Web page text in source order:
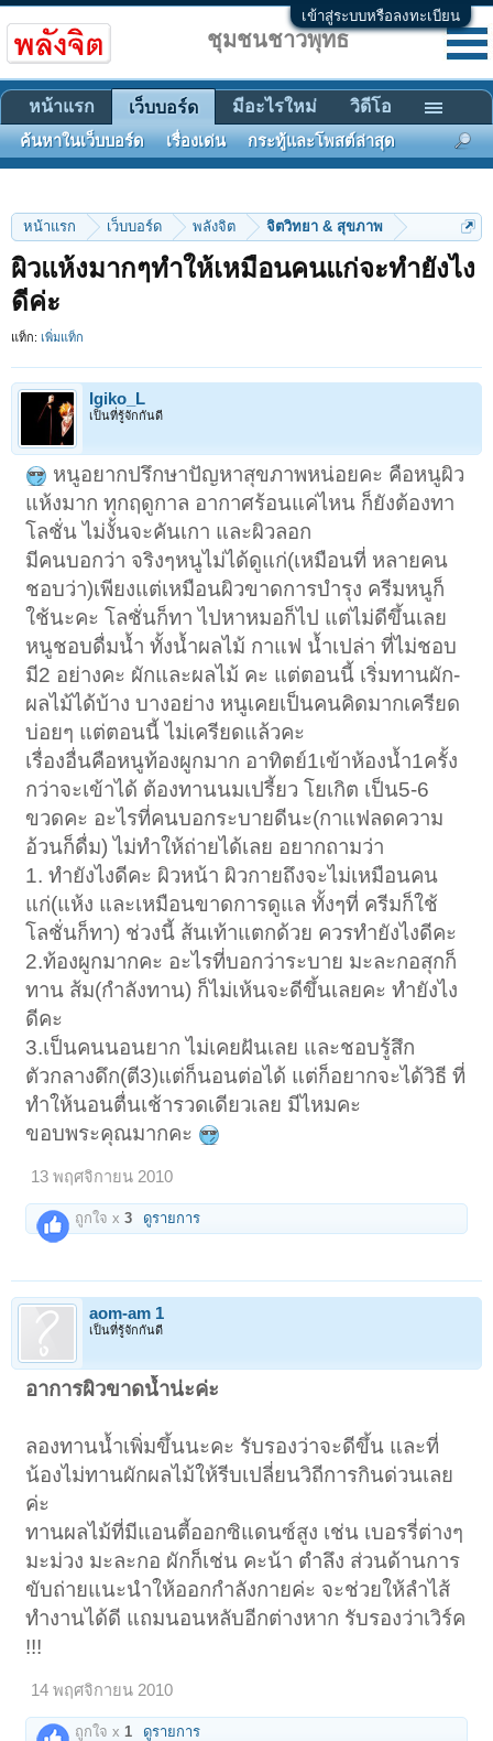
เข้าสู่ระบบหรือลงทะเบียน
หน้าแรก เว็บบอร์ด พลังจิต จิตวิทยา & สุขภาพ
ผิวแห้งมากๆทำให้เหมือนคนแก่จะทำยังไง
ดีค่ะ
แท็ก: เพิ่มแท็ก
Igiko_L
เป็นที่รู้จักกันดี
หนูอยากปรึกษาปัญหาสุขภาพหน่อยคะ คือหนูผิว
แห้งมาก ทุกฤดูกาล อากาศร้อนแค่ไหน ก็ยังต้องทา
โลชั่น ไม่งั้นจะคันเกา และผิวลอก
มีคนบอกว่า จริงๆหนูไม่ได้ดูแก่(เหมือนที่ หลายคน
ชอบว่า)เพียงแต่เหมือนผิวขาดการบำรุง ครีมหนูก็
ใช้นะคะ โลชั่นก็ทา ไปหาหมอก็ไป แต่ไม่ดีขึ้นเลย
หนูชอบดื่มน้ำ ทั้งน้ำผลไม้ กาแฟ น้ำเปล่า ที่ไม่ชอบ
มี2 อย่างคะ ผักและผลไม้ คะ แต่ตอนนี้ เริ่มทานผัก-
ผลไม้ได้บ้าง บางอย่าง หนูเคยเป็นคนคิดมากเครียด
บ่อยๆ แต่ตอนนี้ ไม่เครียดแล้วคะ
เรื่องอื่นคือหนูท้องผูกมาก อาทิตย์1เข้าห้องน้ำ1ครั้ง
กว่าจะเข้าได้ ต้องทานนมเปรี้ยว โยเกิต เป็น5-6
ขวดคะ อะไรที่คนบอกระบายดีนะ(กาแฟลดความ
อ้วนก็ดื่ม) ไม่ทำให้ถ่ายได้เลย อยากถามว่า
1. ทำยังไงดีคะ ผิวหน้า ผิวกายถึงจะไม่เหมือนคน
แก่(แห้ง และเหมือนขาดการดูแล ทั้งๆที่ ครีมก็ใช้
โลชั่นก็ทา) ช่วงนี้ ส้นเท้าแตกด้วย ควรทำยังไงดีคะ
2.ท้องผูกมากคะ อะไรที่บอกว่าระบาย มะละกอสุกก็
ทาน ส้ม(กำลังทาน) ก็ไม่เห้นจะดีขึ้นเลยคะ ทำยังไง
ดีคะ
3.เป็นคนนอนยาก ไม่เคยฝันเลย และชอบรู้สึก
ตัวกลางดึก(ตี3)แต่ก็นอนต่อได้ แต่ก็อยากจะได้วิธี ที่
ทำให้นอนตื่นเช้ารวดเดียวเลย มีไหมคะ
ขอบพระคุณมากคะ
13 พฤศจิกายน 2010
ถูกใจ x3 ดูรายการ
aom-am 1
เป็นที่รู้จักกันดี
อาการผิวขาดน้ำน่ะค่ะ
ลองทานน้ำเพิ่มขึ้นนะคะ รับรองว่าจะดีขึ้น และที่
น้องไม่ทานผักผลไม้ให้รีบเปลี่ยนวิถีการกินด่วนเลย
ค่ะ
ทานผลไม้ที่มีแอนตี้ออกซิแดนซ์สูง เช่น เบอรรี่ต่างๆ
มะม่วง มะละกอ ผักก็เช่น คะน้า ตำลึง ส่วนด้านการ
ขับถ่ายแนะนำให้ออกกำลังกายค่ะ จะช่วยให้ลำไส้
ทำงานได้ดี แถมนอนหลับอีกต่างหาก รับรองว่าเวิร์ค
!!!
14 พฤศจิกายน 2010
ถูกใจ x 1 ดูรายการ
ชุมชนชาวพุทธ
หน้าแรก เว็บบอร์ด
ค้นหาในเว็บบอร์ด เรื่องเด่น กระทู้และโพสต์ล่าสุด
มีอะไรใหม่ วิดีโอ